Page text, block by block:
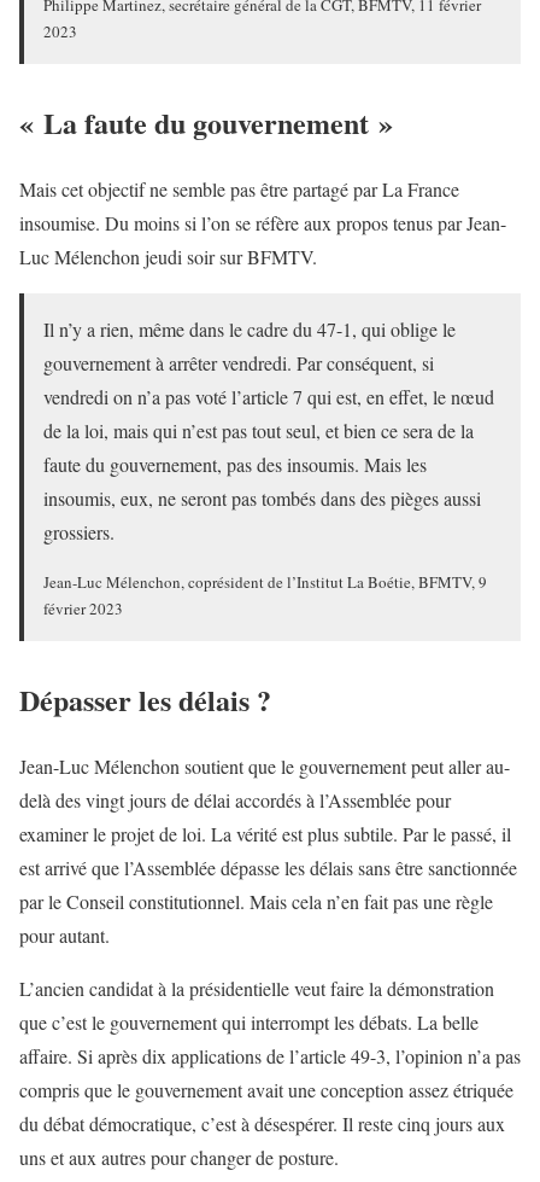
Philippe Martinez, secrétaire général de la CGT, BFMTV, 11 février
2023
« La faute du gouvernement »
Mais cet objectif ne semble pas être partagé par La France
insoumise. Du moins si l’on se réfère aux propos tenus par Jean-
Luc Mélenchon jeudi soir sur BFMTV.
Il n’y a rien, même dans le cadre du 47-1, qui oblige le
gouvernement à arrêter vendredi. Par conséquent, si
vendredi on n’a pas voté l’article 7 qui est, en effet, le nœud
de la loi, mais qui n’est pas tout seul, et bien ce sera de la
faute du gouvernement, pas des insoumis. Mais les
insoumis, eux, ne seront pas tombés dans des pièges aussi
grossiers.
Jean-Luc Mélenchon, coprésident de l’Institut La Boétie, BFMTV, 9
février 2023
Dépasser les délais ?
Jean-Luc Mélenchon soutient que le gouvernement peut aller au-
delà des vingt jours de délai accordés à l’Assemblée pour
examiner le projet de loi. La vérité est plus subtile. Par le passé, il
est arrivé que l’Assemblée dépasse les délais sans être sanctionnée
par le Conseil constitutionnel. Mais cela n’en fait pas une règle
pour autant.
L’ancien candidat à la présidentielle veut faire la démonstration
que c’est le gouvernement qui interrompt les débats. La belle
affaire. Si après dix applications de l’article 49-3, l’opinion n’a pas
compris que le gouvernement avait une conception assez étriquée
du débat démocratique, c’est à désespérer. Il reste cinq jours aux
uns et aux autres pour changer de posture.